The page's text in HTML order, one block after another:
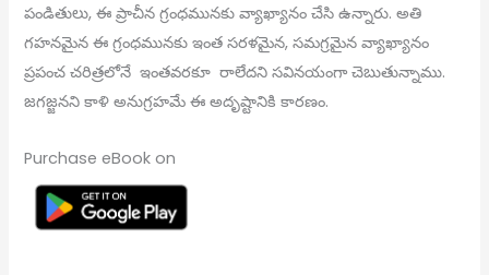
పండితులు, ఈ ప్రాచీన గ్రంధమునకు వ్యాఖ్యానం చేసి ఉన్నారు. అతి
గహనమైన ఈ గ్రంధమునకు ఇంత సరళమైన, సమగ్రమైన వ్యాఖ్యానం
ప్రపంచ చరిత్రలోనే ఇంతవరకూ రాలేదని సవినయంగా చెబుతున్నాము.
జగజ్జనని కాళి అనుగ్రహమే ఈ అదృష్టానికి కారణం.
Purchase eBook on